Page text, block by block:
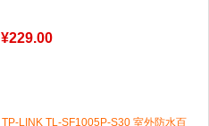
¥229.00
TP-LINK TL-SF1005P-S30 室外防水百